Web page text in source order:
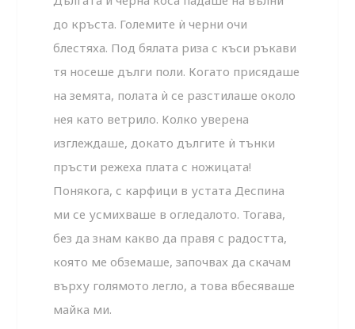
до кръста. Големите ѝ черни очи
блестяха. Под бялата риза с къси ръкави
тя носеше дълги поли. Когато присядаше
на земята, полата ѝ се разстилаше около
нея като ветрило. Колко уверена
изглеждаше, докато дългите ѝ тънки
пръсти режеха плата с ножицата!
Понякога, с карфици в устата Деспина
ми се усмихваше в огледалото. Тогава,
без да знам какво да правя с радостта,
която ме обземаше, започвах да скачам
върху голямото легло, а това вбесяваше
майка ми.